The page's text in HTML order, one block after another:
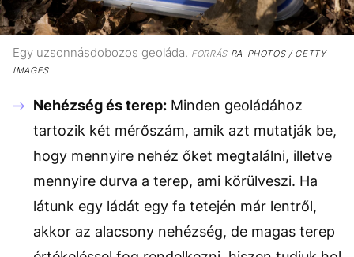
Egy uzsonnásdobozos geoláda. FORRÁSRA-PHOTOS / GETTY
IMAGES
Nehézség és terep: Minden geoládához
tartozik két mérőszám, amik azt mutatják be,
hogy mennyire nehéz őket megtalálni, illetve
mennyire durva a terep, ami körülveszi. Ha
látunk egy ládát egy fa tetején már lentről,
akkor az alacsony nehézség, de magas terep